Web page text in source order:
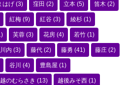
はげ (3) 窪田 (2) 立本 (5) 笛木 (2)
紅梅 (9) 紅谷 (3) 綾杉 (1)
芙蓉 (3) 花房 (4) 若竹 (1)
内 (3) 藤代 (2) 藤勇 (41) 藤庄 (2)
谷川 (4) 豊島屋 (1)
越のむらさき (13) 越後みそ西 (1)